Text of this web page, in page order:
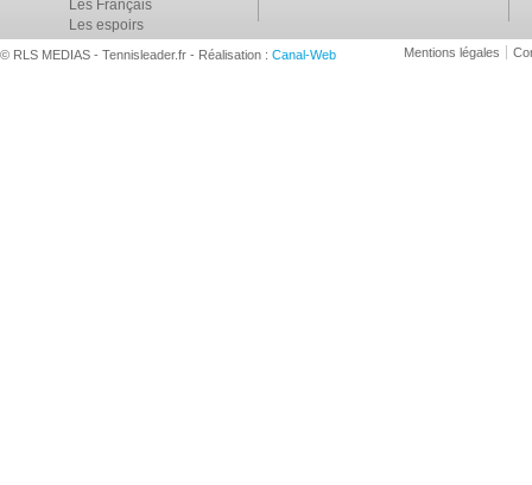
Les Français
Les espoirs
© RLS MEDIAS - Tennisleader.fr - Réalisation : Canal-Web Mentions légales